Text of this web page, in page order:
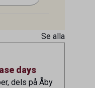
Se alla
days
dels på Åby